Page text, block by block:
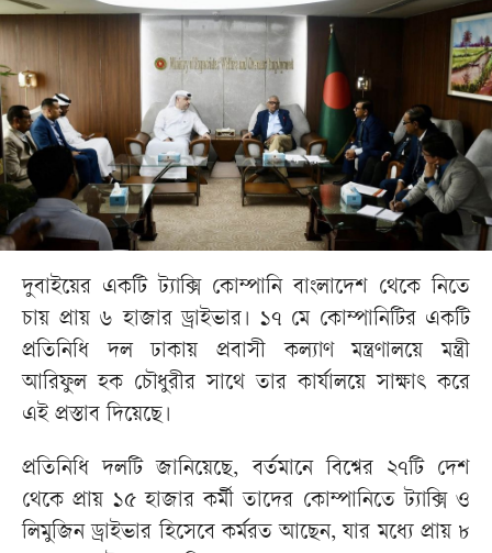
দুবাইয়ের একটি ট্যাক্সি কোম্পানি বাংলাদেশ থেকে নিতে
চায় প্রায় ৬ হাজার ড্রাইভার। ১৭ মে কোম্পানিটির একটি
প্রতিনিধি দল ঢাকায় প্রবাসী কল্যাণ মন্ত্রণালয়ে মন্ত্রী
আরিফুল হক চৌধুরীর সাথে তার কার্যালয়ে সাক্ষাৎ করে
এই প্রস্তাব দিয়েছে।
প্রতিনিধি দলটি জানিয়েছে, বর্তমানে বিশ্বের ২৭টি দেশ
থেকে প্রায় ১৫ হাজার কর্মী তাদের কোম্পানিতে ট্যাক্সি ও
লিমুজিন ড্রাইভার হিসেবে কর্মরত আছেন, যার মধ্যে প্রায় ৮